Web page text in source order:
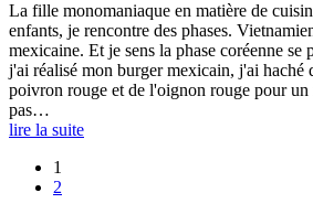
La fille monomaniaque en matière de
enfants, je rencontre des phases.
mexicaine. Et je sens la phase coréenne
j'ai réalisé mon burger mexicain, j'ai haché
poivron rouge et de l'oignon rouge pour un
pas…
lire la suite
1
2